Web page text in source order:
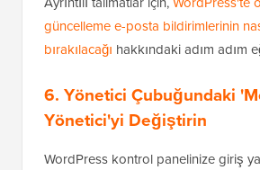
güncelleme e-posta bildirimlerinin
bırakılacağı hakkındaki adım adım
6. Yönetici Çubuğundaki
Yönetici'yi Değiştirin
WordPress kontrol panelinize giriş